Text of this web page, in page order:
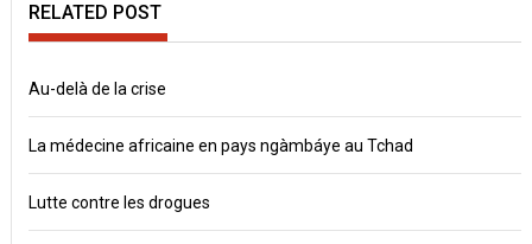
RELATED POST
Au-delà de la crise
La médecine africaine en pays ngàmbáye au Tchad
Lutte contre les drogues